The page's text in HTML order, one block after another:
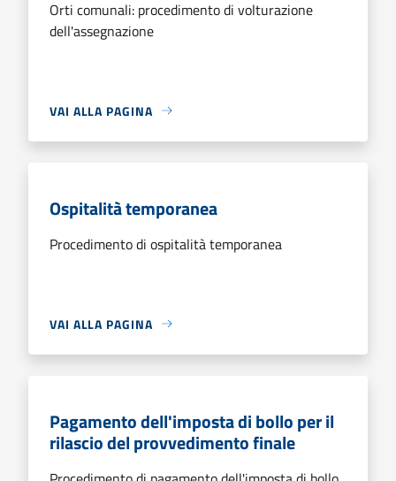
Orti comunali: procedimento di volturazione
dell'assegnazione
VAI ALLA PAGINA
Ospitalità temporanea
Procedimento di ospitalità temporanea
VAI ALLA PAGINA
Pagamento dell'imposta di bollo per il
rilascio del provvedimento finale